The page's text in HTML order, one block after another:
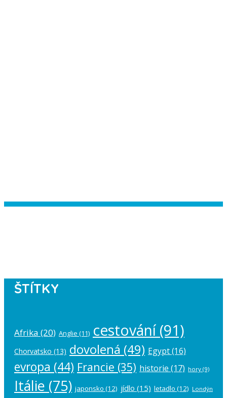
ŠTÍTKY
Afrika (20) Anglie (11) cestování(91)
Chorvatsko (13) dovolená (49) Egypt(16)
evropa (44) Francie (35) historie (17) hory (9)
Itálie (75) japonsko (12) jídlo (15) letadlo (12) Londýn